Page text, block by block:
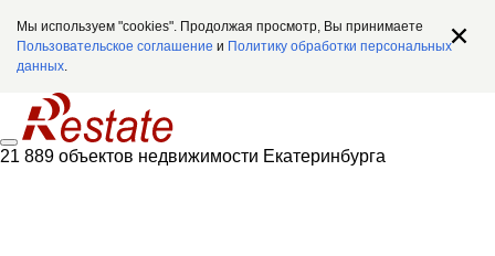
Мы используем "cookies". Продолжая просмотр, Вы принимаете
Пользовательское соглашение и Политику обработки персональных
данных.
21 889 объектов недвижимости Екатеринбурга